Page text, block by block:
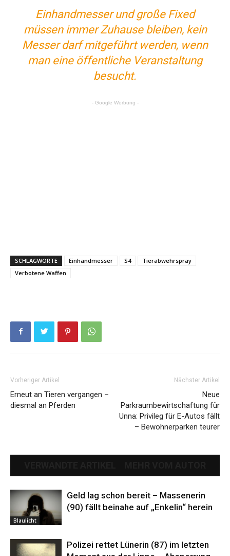
Einhandmesser und große Fixed
müssen immer Zuhause bleiben, kein
Messer darf mitgeführt werden, wenn
man eine öffentliche Veranstaltung
besucht.
- Google Werbung -
SCHLAGWORTE Einhandmesser S4
Tierabwehrspray
Verbotene Waffen
Vorheriger Artikel
Erneut an Tieren vergangen –
diesmal an Pferden
Nächster Artikel
Neue
Parkraumbewirtschaftung für
Unna: Privileg für E-Autos fällt
– Bewohnerparken teurer
Blaulicht
Geld lag schon bereit – Massenerin
(90) fällt beinahe auf „Enkelin“ herein
Polizei rettet Lünerin (87) im letzten